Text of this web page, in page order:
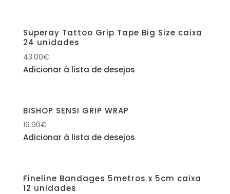
Superay Tattoo Grip Tape Big Size caixa
24 unidades
43.00€
Adicionar à lista de desejos
BISHOP SENSI GRIP WRAP
19.90€
Adicionar à lista de desejos
Fineline Bandages 5metros x 5cm caixa
12 unidades